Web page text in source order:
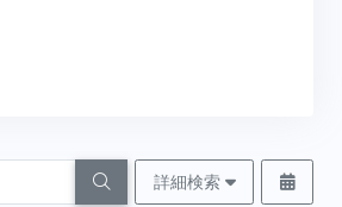
詳細検索